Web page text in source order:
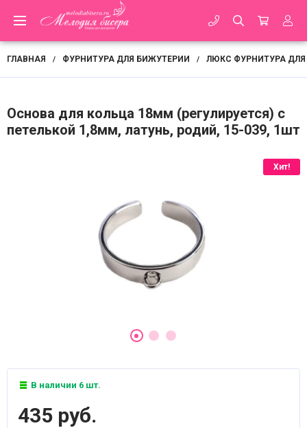
ГЛАВНАЯ / ФУРНИТУРА ДЛЯ БИЖУТЕРИИ / ЛЮКС ФУРНИТУРА
Основа для кольца 18мм (регулируется) с
петелькой 1,8мм, латунь, родий, 15-039, 1шт
Хит!
В наличии 6 шт.
435 руб.